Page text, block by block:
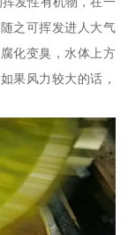
之可挥发进人大气
化变臭，水体上方
果风力较大的话，